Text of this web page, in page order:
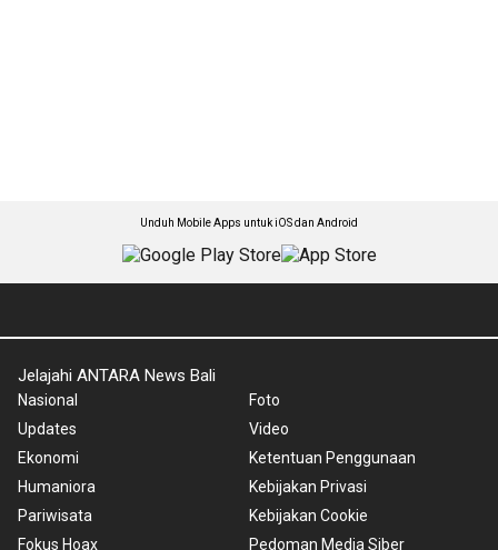
Unduh Mobile Apps untuk iOS dan Android
Jelajahi ANTARA News Bali
Nasional
Updates
Ekonomi
Humaniora
Pariwisata
Fokus Hoax
Foto
Video
Ketentuan Penggunaan
Kebijakan Privasi
Kebijakan Cookie
Pedoman Media Siber